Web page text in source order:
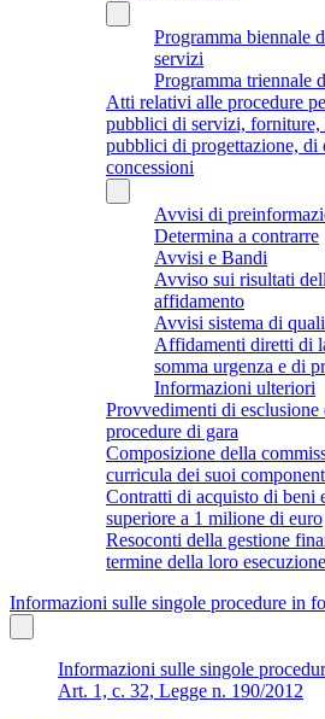
Programma biennale
servizi
Programma triennale
Atti relativi alle procedure
pubblici di servizi, forniture,
pubblici di progettazione, di
concessioni
Avvisi di
Determina a contrarre
Avvisi e Bandi
Avviso sui risultati
affidamento
Avvisi sistema di
Affidamenti diretti di
somma urgenza e di
Informazioni ulteriori
Provvedimenti di esclusione
procedure di gara
Composizione della
curricula dei suoi
Contratti di acquisto di beni
superiore a 1 milione di euro
Resoconti della gestione
termine della loro esecuzione
Informazioni sulle singole procedure in
Informazioni sulle singole
Art. 1, c. 32, Legge n. 190/2012